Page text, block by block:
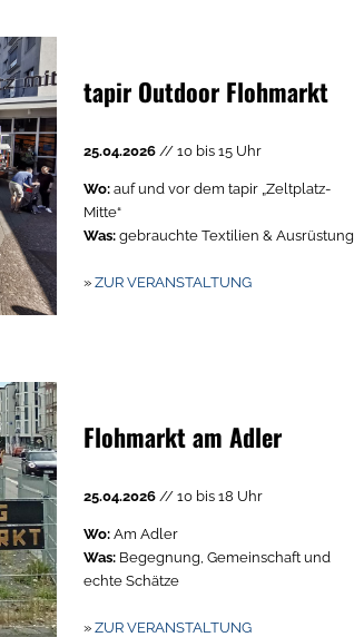
tapir Outdoor Flohmarkt
25.04.2026 // 10 bis 15 Uhr
Wo: auf und vor dem tapir „Zeltplatz-
Mitte“
Was: gebrauchte Textilien & Ausrüstung
» ZUR VERANSTALTUNG
Flohmarkt am Adler
25.04.2026 // 10 bis 18 Uhr
Wo: Am Adler
Was: Begegnung, Gemeinschaft und
echte Schätze
» ZUR VERANSTALTUNG